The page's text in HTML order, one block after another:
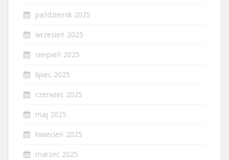
październik 2025
wrzesień 2025
sierpień 2025
lipiec 2025
czerwiec 2025
maj 2025
kwiecień 2025
marzec 2025